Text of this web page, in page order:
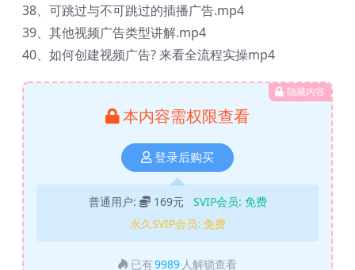
38、可跳过与不可跳过的插播广告.mp4
39、其他视频广告类型讲解.mp4
40、如何创建视频广告? 来看全流程实操mp4
隐藏内容
本内容需权限查看
登录后购买
普通用户: 169元 SVIP会员: 免费
永久SVIP会员: 免费
已有9989 人解锁查看